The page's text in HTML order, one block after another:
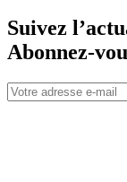
Suivez
Abonnez-